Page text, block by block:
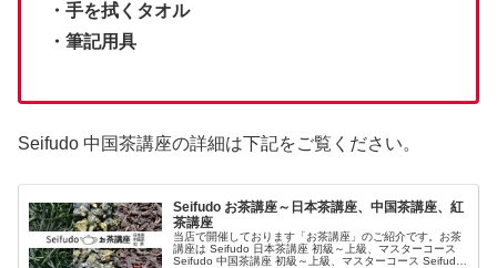
・手を拭くタオル
・筆記用具
Seifudo 中国茶講座の詳細は下記をご覧ください。
Seifudo お茶講座～日本茶講座、中国茶講座、紅
茶講座
当店で開催しております「お茶講座」のご紹介です。お茶
講座は Seifudo 日本茶講座 初級～上級、マスターコース
Seifudo 中国茶講座 初級～上級、マスターコース Seifudo